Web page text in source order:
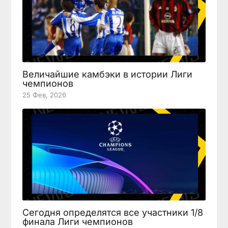
Величайшие камбэки в истории Лиги
чемпионов
25 Фев, 2026
Сегодня определятся все участники 1/8
финала Лиги чемпионов